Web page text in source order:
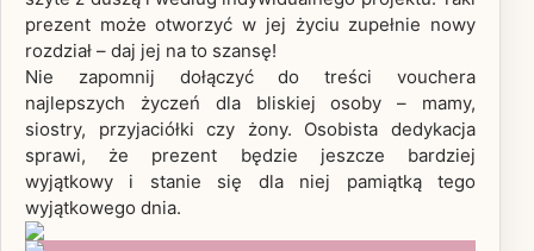
prezent może otworzyć w jej życiu zupełnie nowy
rozdział – daj jej na to szansę!
Nie zapomnij dołączyć do treści vouchera
najlepszych życzeń dla bliskiej osoby – mamy,
siostry, przyjaciółki czy żony. Osobista dedykacja
sprawi, że prezent będzie jeszcze bardziej
wyjątkowy i stanie się dla niej pamiątką tego
wyjątkowego dnia.